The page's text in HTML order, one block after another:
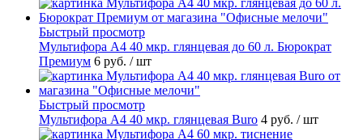
Быстрый просмотр
Мультифора А4 40 мкр. глянцевая до 60 л. Бюрократ
Премиум 6 руб. / шт
Быстрый просмотр
Мультифора А4 40 мкр. глянцевая Buro 4 руб. / шт